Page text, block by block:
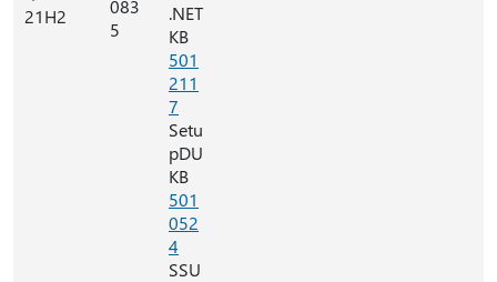
21H2
083
5
.NET
KB
501
211
7
Setu
pDU
KB
501
052
4
SSU